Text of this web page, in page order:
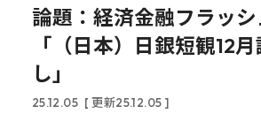
論題：経済金融フラッ
「（日本）日銀短観12
し」
25.12.05 [ 更新25.12.05 ]